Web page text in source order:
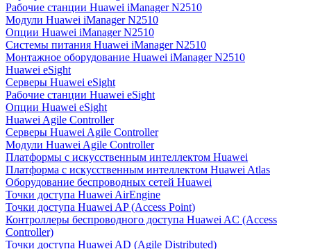
Рабочие станции Huawei iManager N2510
Модули Huawei iManager N2510
Опции Huawei iManager N2510
Системы питания Huawei iManager N2510
Монтажное оборудование Huawei iManager N2510
Huawei eSight
Серверы Huawei eSight
Рабочие станции Huawei eSight
Опции Huawei eSight
Huawei Agile Controller
Серверы Huawei Agile Controller
Модули Huawei Agile Controller
Платформы с искусственным интеллектом Huawei
Платформа с искусственным интеллектом Huawei Atlas
Оборудование беспроводных сетей Huawei
Точки доступа Huawei AirEngine
Точки доступа Huawei AP (Access Point)
Контроллеры беспроводного доступа Huawei AC (Access
Controller)
Точки доступа Huawei AD (Agile Distributed)